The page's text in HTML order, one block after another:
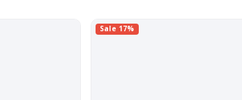
Sale 17%